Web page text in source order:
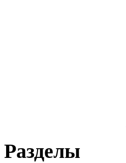
Разделы